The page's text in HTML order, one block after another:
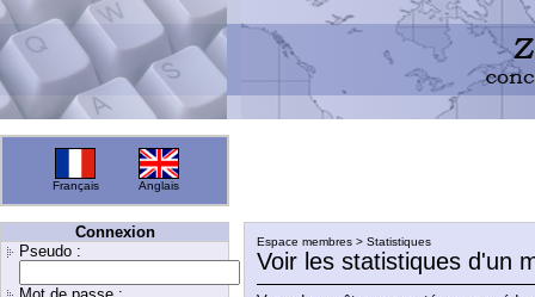
Français Anglais
Connexion
Pseudo :
Espace membres > Statistiques
Voir les statistiques d'un